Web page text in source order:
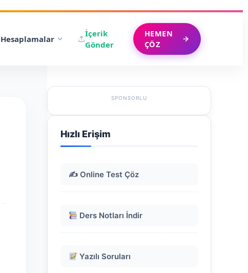
Hesaplamalar
İçerik
Gönder
HEMEN
ÇÖZ
SPONSORLU
Hızlı Erişim
✍️ Online Test Çöz
Ders Notları İndir
Yazılı Soruları